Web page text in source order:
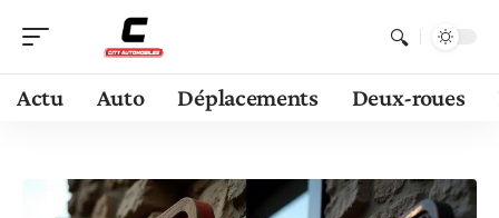
Actu Auto Déplacements Deux-roues